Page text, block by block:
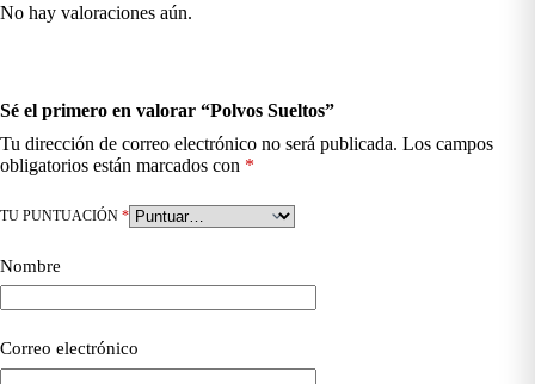
No hay valoraciones aún.
Sé el primero en valorar “Polvos Sueltos”
Tu dirección de correo electrónico no será publicada. Los campos
obligatorios están marcados con *
TU PUNTUACIÓN *
Nombre
Correo electrónico